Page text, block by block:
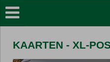
Muurdecoraties
Kaarten & Kalenders
KAARTEN - XL-